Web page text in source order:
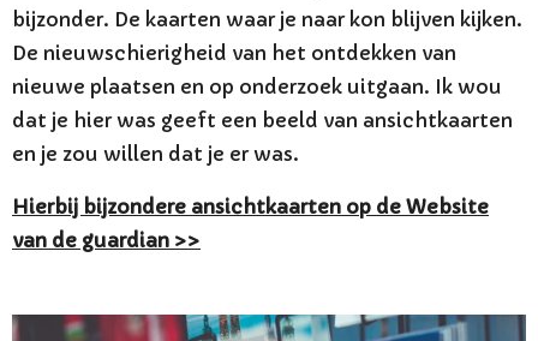
bijzonder. De kaarten waar je naar kon blijven kijken.
De nieuwschierigheid van het ontdekken van
nieuwe plaatsen en op onderzoek uitgaan. Ik wou
dat je hier was geeft een beeld van ansichtkaarten
en je zou willen dat je er was.
Hierbij bijzondere ansichtkaarten op de Website
van de guardian >>